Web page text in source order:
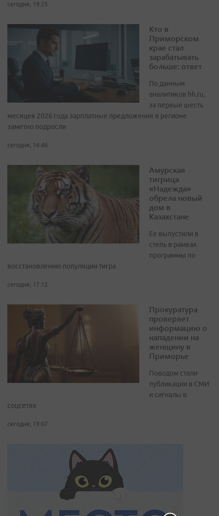
сегодня, 19:25
Кто в
Приморском
крае стал
зарабатывать
больше: ответ
По данным
аналитиков hh.ru,
за первые шесть
месяцев 2026 года зарплатные предложения в регионе
заметно подросли
сегодня, 16:46
Амурская
тигрица
«Надежда»
обрела новый
дом в
Казахстане
Ее выпустили в
степь в рамках
программы по
восстановлению популяции тигра
сегодня, 17:12
Прокуратура
проверяет
информацию о
нападении на
женщину в
Приморье
Поводом стали
публикации в СМИ
и сигналы в
соцсетях
сегодня, 19:07